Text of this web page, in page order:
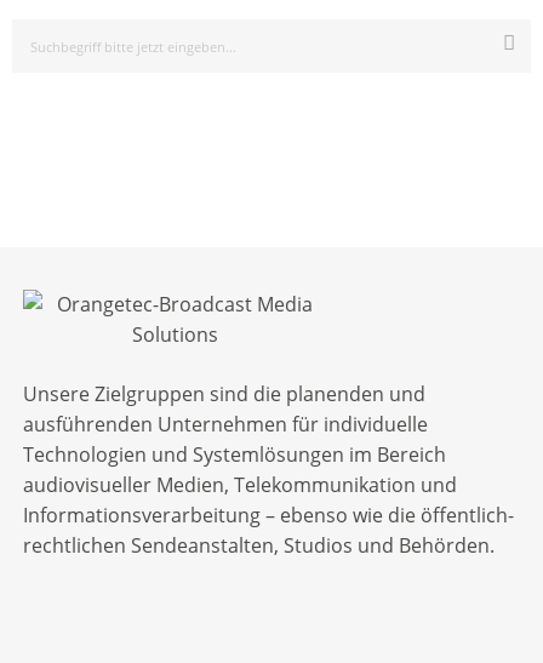
Unsere Zielgruppen sind die planenden und
ausführenden Unternehmen für individuelle
Technologien und Systemlösungen im Bereich
audiovisueller Medien, Telekommunikation und
Informationsverarbeitung – ebenso wie die öffentlich-
rechtlichen Sendeanstalten, Studios und Behörden.